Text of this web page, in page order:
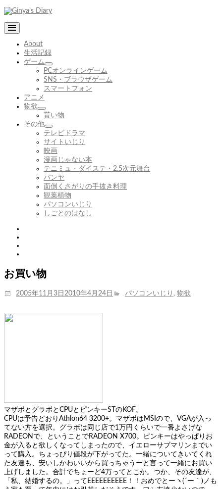
コ
テ
About
生活記録
ゲーム
サ
ブ
メ
ー
展
開
PCオンラインゲーム
SNS・ブラウザゲーム
スマートフォン
アニメ
物欲
サ
ブ
メ
ニ
ュ
ー
を
展
開
貰い物
その他
サ
ブ
メ
ニ
ュ
ー
を
展
開
テレビドラマ
サイトいじり
映画
漫画じゃない本
テニミュ・ダイステ・2.5次元舞台
パンヤ
面倒くさがりの手抜き料理
観葉植物
パソコンいじり
しごとのはなし
お買い物
投
2005年11月3日 2010年4月24日
カ
パソコンいじり , 物欲
マザボとグラボとCPUとピンキーSTのKOF。
CPUは予告どおりAthlon64 3200+。マザボはMSIので、VGAが入っ
てない方を選択。グラボは同じ店で1万円くらいで一番よさげな
RADEONで、ということでRADEON X700。ピンキーはやっぱりお
金が入ると欲しくなってしまったので、イエローサブマリンまでい
って購入。ちょっぴり値段が下がってた。一緒についてきいてくれ
た友達も、安いしかわいいから買っちゃうーと言って一緒にお買い
上げしました。合計でちょーど4万ってとこか。つか、その友達が、
「私、結婚するの。」ってEEEEEEEEEE！！おめでとーヽ(´ー｀)ノも